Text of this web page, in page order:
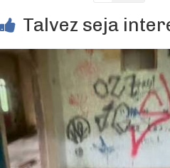
Talvez seja